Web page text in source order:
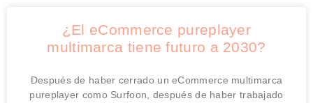
¿El eCommerce pureplayer
multimarca tiene futuro a 2030?
Después de haber cerrado un eCommerce multimarca
pureplayer como Surfoon, después de haber trabajado